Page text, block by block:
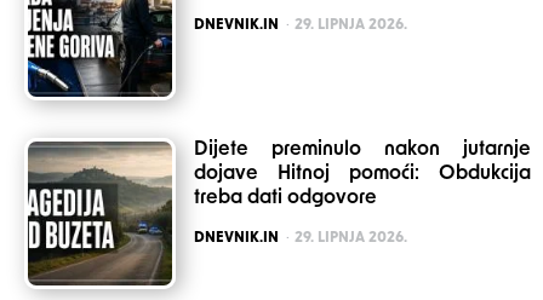
POSTED
DNEVNIK.IN 29. LIPNJA 2026.
Dijete preminulo nakon jutarnje
dojave Hitnoj pomoći: Obdukcija
treba dati odgovore
POSTED
DNEVNIK.IN 29. LIPNJA 2026.